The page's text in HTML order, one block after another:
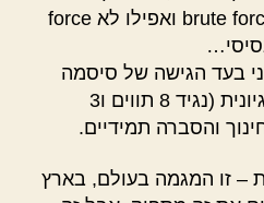
שלהם) לא תצריך brute force ואפילו לא force
בעד הגישה של סיסמה
חזקה אבל בצורה הגיונית (נגיד 8 תווים ו3
והסברה תמידיים.
– זו המגמה בעולם, בארץ